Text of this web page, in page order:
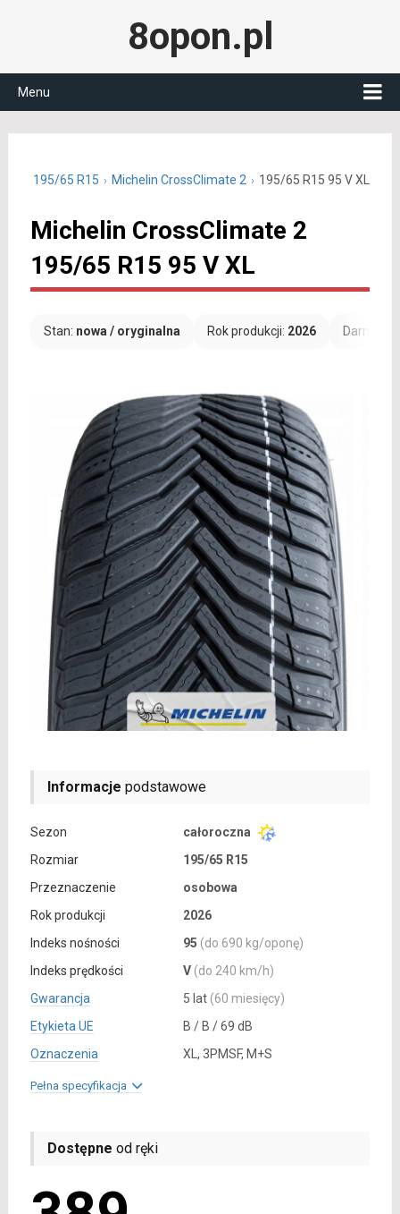
8opon.pl
Menu
195/65 R15 Michelin CrossClimate 2 195/65 R15 95 V XL
Michelin CrossClimate 2
195/65 R15 95 V XL
Stan: nowa / oryginalna Rok produkcji: 2026
Informacje podstawowe
Sezon
całoroczna
Rozmiar
195/65 R15
Przeznaczenie
osobowa
Rok produkcji
2026
Indeks nośności
95 (do 690 kg/oponę)
Indeks prędkości
V (do 240 km/h)
Gwarancja
5 lat (60 miesięcy)
Etykieta UE
B / B / 69 dB
Oznaczenia
XL, 3PMSF, M+S
Pełna specyfikacja
Dostępne od ręki